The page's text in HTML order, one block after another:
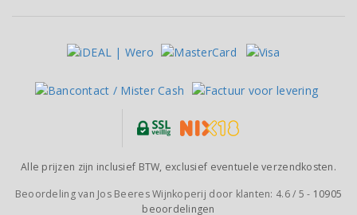
Alle prijzen zijn inclusief BTW, exclusief eventuele verzendkosten.
Beoordeling van Jos Beeres Wijnkoperij door klanten: 4.6/ 5 - 10905
beoordelingen